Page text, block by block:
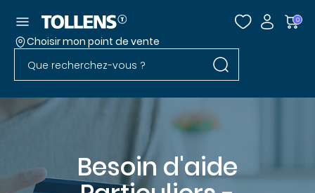
0
Passer la liste des magasins et aller au pied
Choisir mon point de vente
Rechercher dans le site Rechercher
Accéder au menu
Besoin d'aide